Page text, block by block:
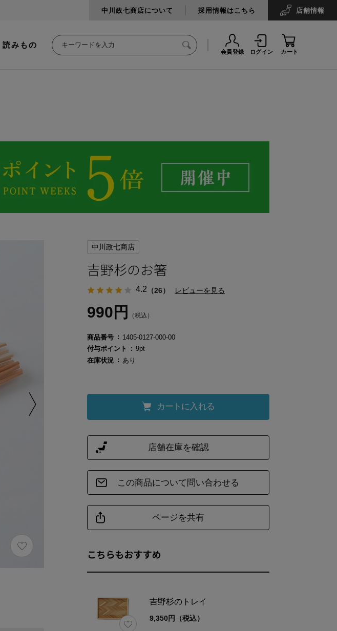
中川政七商店について 採用情報はこちら 店舗情報
読みもの
会員登録 ログイン カート
中川政七商店
吉野杉のお箸
4.2 （26） レビューを見る
990円 （税込）
商品番号
1405-0127-000-00
付与ポイント
9pt
在庫状況
あり
カートに入れる
こちらもおすすめ
吉野杉のトレイ
9,350円（税込）
この商品について問い合わせる
ページを共有
店舗在庫を確認